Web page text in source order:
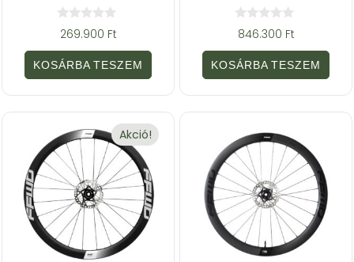
0
a
z
5
ő
269.900 Ft
KOSÁRBA TESZEM
0
a
z
5
ő
846.300 Ft
KOSÁRBA TESZEM
Akció!